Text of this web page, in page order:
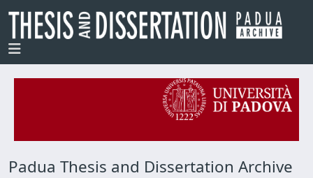
Padua Thesis and Dissertation Archive